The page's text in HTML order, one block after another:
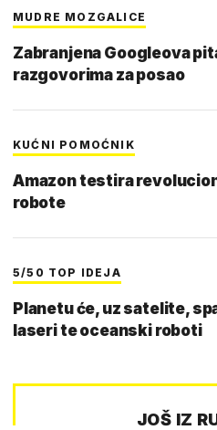
MUDRE MOZGALICE
Zabranjena Googleova
razgovorima za posao
KUĆNI POMOĆNIK
Amazon testira
robote
5/50 TOP IDEJA
Planetu će, uz satelite,
laseri te oceanski roboti
JOŠ IZ